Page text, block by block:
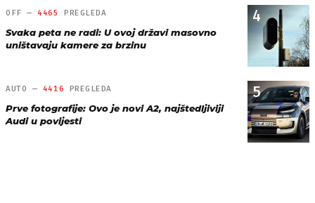
4
OFF —4465 PREGLEDA
Svaka peta ne radi: U ovoj državi masovno
uništavaju kamere za brzinu
5
AUTO — 4416 PREGLEDA
Prve fotografije: Ovo je novi A2, najštedljiviji
Audi u povijesti